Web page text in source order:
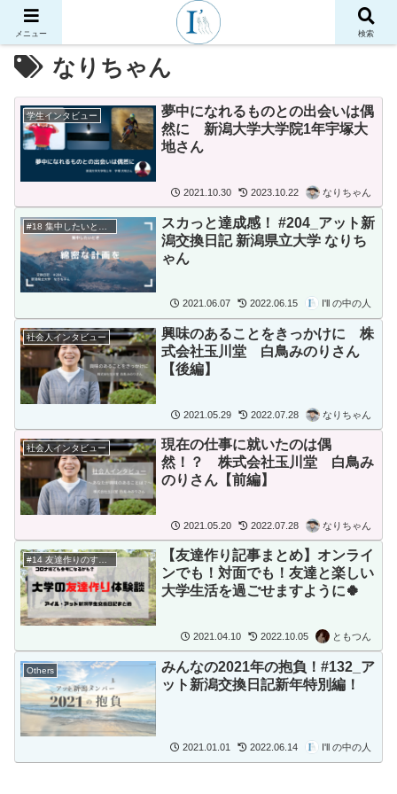
なりちゃん
学生インタビュー
夢中になれるものとの出会いは偶
然に 新潟大学大学院1年宇塚大
地さん
2021.10.30 2023.10.22 なりちゃん
スカっと達成感！ #204_アット新
潟交換日記 新潟県立大学 なりち
ゃん
2021.06.07 2022.06.15 I'll の中の人
社会人インタビュー
興味のあることをきっかけに 株
式会社玉川堂 白鳥みのりさん
【後編】
2021.05.29 2022.07.28 なりちゃん
社会人インタビュー
現在の仕事に就いたのは偶
然！？ 株式会社玉川堂 白鳥み
のりさん【前編】
2021.05.20 2022.07.28 なりちゃん
#14 友達作りのすすめ
【友達作り記事まとめ】オンライ
ンでも！対面でも！友達と楽しい
大学生活を過ごせますように🍀
2021.04.10 2022.10.05 ともつん
Others
みんなの2021年の抱負！#132_ア
ット新潟交換日記新年特別編！
2021.01.01 2022.06.14 I'll の中の人
メニュー 検索